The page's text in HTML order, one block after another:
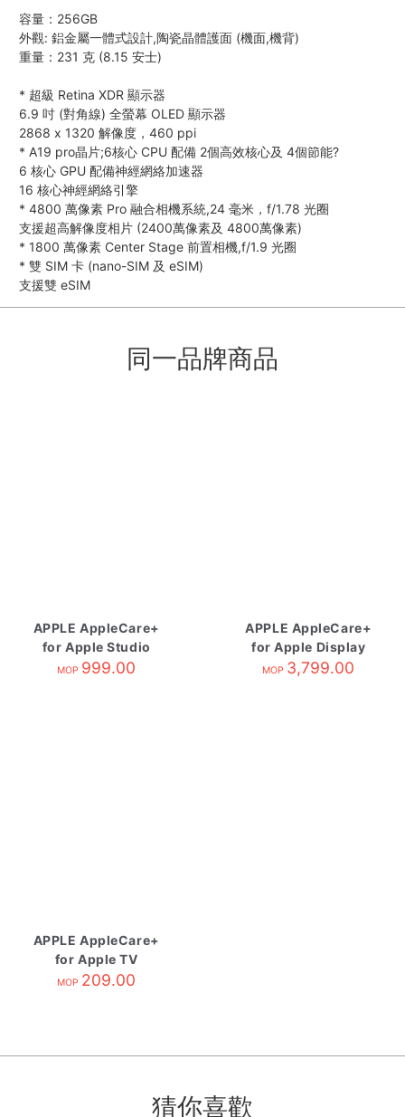
容量：256GB
外觀: 鋁金屬一體式設計,陶瓷晶體護面 (機面,機背)
重量：231 克 (8.15 安士)
* 超級 Retina XDR 顯示器
6.9 吋 (對角線) 全螢幕 OLED 顯示器
2868 x 1320 解像度，460 ppi
* A19 pro晶片;6核心 CPU 配備 2個高效核心及 4個節能?
6 核心 GPU 配備神經網絡加速器
16 核心神經網絡引擎
* 4800 萬像素 Pro 融合相機系統,24 毫米，f/1.78 光圈
支援超高解像度相片 (2400萬像素及 4800萬像素)
* 1800 萬像素 Center Stage 前置相機,f/1.9 光圈
* 雙 SIM 卡 (nano-SIM 及 eSIM)
支援雙 eSIM
同一品牌商品
APPLE AppleCare+
for Apple Studio
Display
MOP 999.00
APPLE AppleCare+
for Apple Display
MOP 3,799.00
APPLE AppleCare+
for Apple TV
MOP 209.00
猜你喜歡